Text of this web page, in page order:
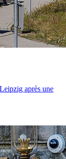
après une